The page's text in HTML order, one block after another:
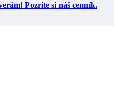
Pozrite si náš cenník.